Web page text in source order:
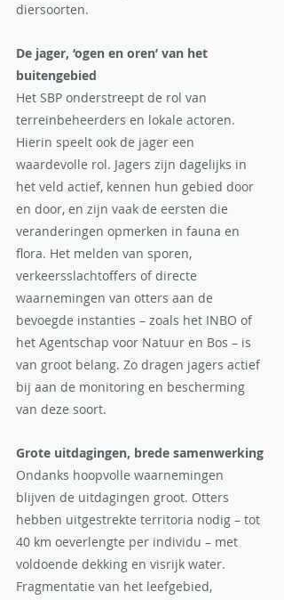
diersoorten.
De jager, ‘ogen en oren’ van het
buitengebied
Het SBP onderstreept de rol van
terreinbeheerders en lokale actoren.
Hierin speelt ook de jager een
waardevolle rol. Jagers zijn dagelijks in
het veld actief, kennen hun gebied door
en door, en zijn vaak de eersten die
veranderingen opmerken in fauna en
flora. Het melden van sporen,
verkeersslachtoffers of directe
waarnemingen van otters aan de
bevoegde instanties – zoals het INBO of
het Agentschap voor Natuur en Bos – is
van groot belang. Zo dragen jagers actief
bij aan de monitoring en bescherming
van deze soort.
Grote uitdagingen, brede samenwerking
Ondanks hoopvolle waarnemingen
blijven de uitdagingen groot. Otters
hebben uitgestrekte territoria nodig – tot
40 km oeverlengte per individu – met
voldoende dekking en visrijk water.
Fragmentatie van het leefgebied,